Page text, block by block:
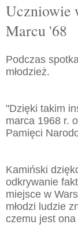
Uczniowie
Marcu '68
Podczas
młodzież.
"Dzięki takim
marca 1968 r.
Pamięci
Kamiński
odkrywanie
miejsce w
młodzi ludzie
czemu jest ona